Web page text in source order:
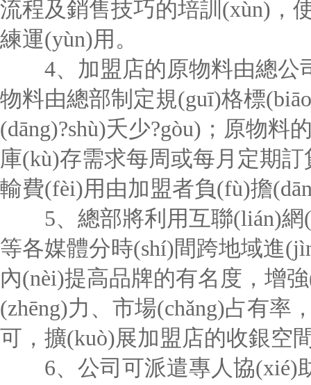
流程及銷售技巧的培訓(xùn)，
練運(yùn)用。
4、加盟店的原物料由總公
物料由總部制定規(guī)格標
(dāng)?shù)夭少?gòu)；原物
庫(kù)存需求每周或每月定期
輸費(fèi)用由加盟者負(fù)擔
5、總部將利用互聯(lián)網
等各媒體分時(shí)間跨地域進
內(nèi)提高品牌的有名度，增
(zhēng)力、市場(chǎng)占有率
可，擴(kuò)展加盟店的收銀空
6、公司可派遣專人協(xié)